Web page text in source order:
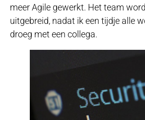
meer Agile gewerkt. Het team
uitgebreid, nadat ik een tijdje alle
droeg met een collega.